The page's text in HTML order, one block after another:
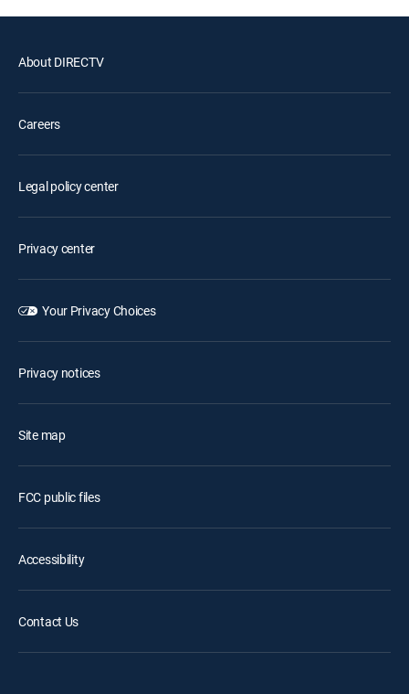
About DIRECTV
Careers
Legal policy center
Privacy center
Your Privacy Choices
Privacy notices
Site map
FCC public files
Accessibility
Contact Us